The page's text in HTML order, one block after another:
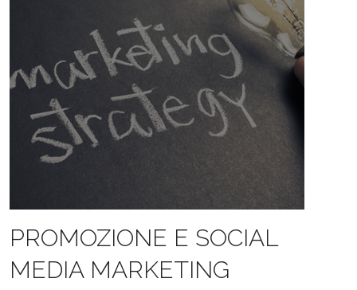
PROMOZIONE E SOCIAL
MEDIA MARKETING